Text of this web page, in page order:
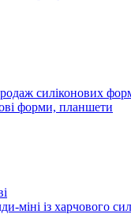
силіконових
форми, планшети
міні із харчового